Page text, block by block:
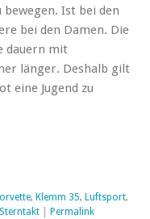
Ist bei den
bei den Damen. Die
dauern mit
länger. Deshalb gilt
eine Jugend zu
, Klemm 35, Luftsport,
Sterntakt Permalink